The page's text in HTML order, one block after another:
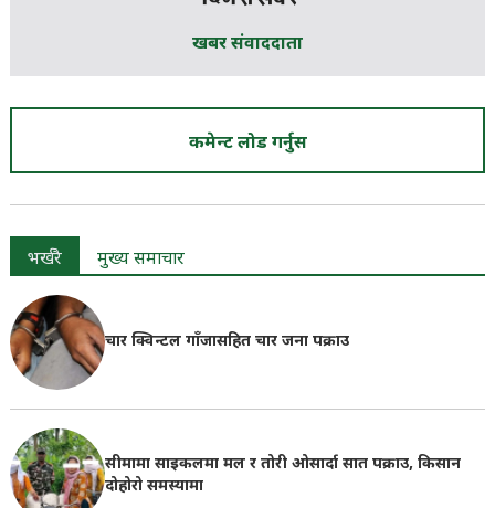
खबर संवाददाता
कमेन्ट लोड गर्नुस
भर्खरै मुख्य समाचार
चार क्विन्टल गाँजासहित चार जना पक्राउ
सीमामा साइकलमा मल र तोरी ओसार्दा सात पक्राउ, किसान
दोहोरो समस्यामा